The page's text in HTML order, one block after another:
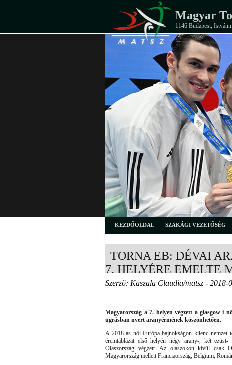
Magyar
1146 Budapest,
KEZDŐOLDAL SZAKÁGI VEZETŐSÉG
TORNA EB: DÉVAI
7. HELYÉRE EMELTE
Szerző: Kaszala Claudia/matsz - 2018-
Magyarország a 7. helyen végzett a glasgow-i
ugrásban nyert aranyérmének köszönhetően.
A 2018-as női Európa-bajnokságon kilenc nemzet
éremtáblázat első helyén négy arany-, két
Olaszország végzett. Az olaszokon kívül csak
Magyarország mellett Franciaország, Belgium,